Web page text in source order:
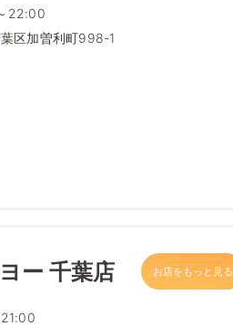
22:00
区加曽利町998-1
ー 千葉店 お店をもっと見る